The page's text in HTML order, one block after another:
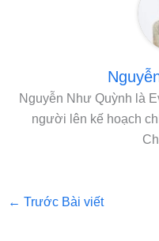
Nguyễn Như Quỳnh là
người lên kế hoạch
← Trước Bài viết